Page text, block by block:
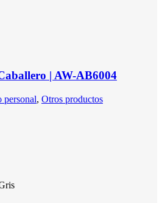
| AW-AB6004
personal, Otros productos